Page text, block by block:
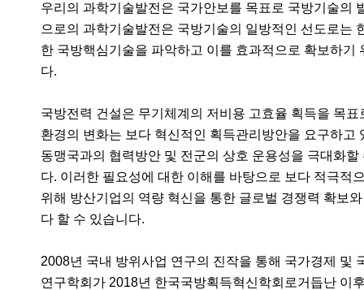
우리의 과학기술발전은 국가안보를 목표로 국방기술의
으로의 과학기술발전은 국방기술의 일방적인 선도로는
한 국방핵심기술을 파악하고 이를 효과적으로 확보하
다.
국방전력 건설은 무기체계의 저비용 고효율 획득을 목
환경의 변화는 보다 혁신적인 획득관리방안을 요구하
동맹국과의 협력방안 및 전군의 상호 운용성을 극대화
다. 이러한 필요성에 대한 이해를 바탕으로 보다 적극적
위해 방산기업의 역량 혁신을 통한 글로벌 경쟁력 확보
다 할 수 있습니다.
2008년 국내 방위사업 연구의 진작을 통해 국가경제 및
연구학회가 2018년 한국국방획득혁신학회로거듭난 이